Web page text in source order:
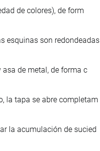
de colores), de form
esquinas son redondeadas
de metal, de forma c
la tapa se abre completam
la acumulación de sucied